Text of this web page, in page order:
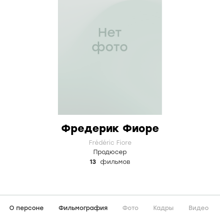
Фредерик Фиоре
Frédéric Fiore
Продюсер
13
фильмов
О персоне Фильмография Фото Кадры Видео